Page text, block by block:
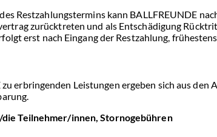
Restzahlungstermins kann BALLFREUNDE
zurücktreten und als Entschädigung
erst nach Eingang der Restzahlung,
zu erbringenden Leistungen ergeben sich aus
Teilnehmer/innen, Stornogebühren